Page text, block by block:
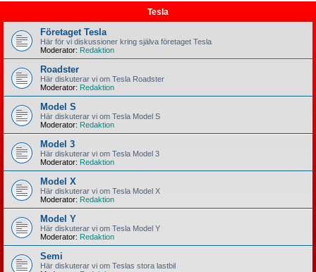
Tesla
Företaget Tesla
Här för vi diskussioner kring själva företaget Tesla
Moderator: Redaktion
Roadster
Här diskuterar vi om Tesla Roadster
Moderator: Redaktion
Model S
Här diskuterar vi om Tesla Model S
Moderator: Redaktion
Model 3
Här diskuterar vi om Tesla Model 3
Moderator: Redaktion
Model X
Här diskuterar vi om Tesla Model X
Moderator: Redaktion
Model Y
Här diskuterar vi om Tesla Model Y
Moderator: Redaktion
Semi
Här diskuterar vi om Teslas stora lastbil